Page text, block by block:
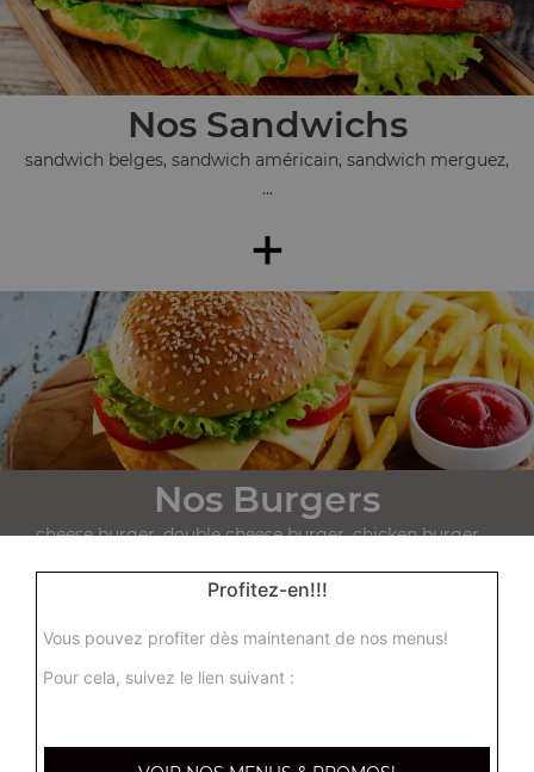
Nos Sandwichs
sandwich belges, sandwich américain, sandwich merguez,
...
+
Nos Burgers
cheese burger, double cheese burger, chicken burger, ...
+
Profitez-en!!!
Vous pouvez profiter dès maintenant de nos menus!
Pour cela, suivez le lien suivant :